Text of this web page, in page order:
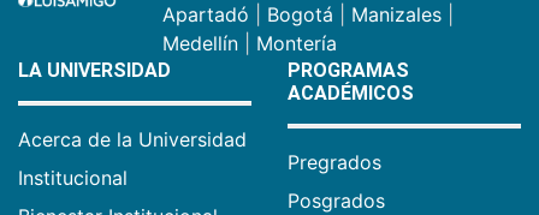
Apartadó Bogotá Manizales
Medellín
Montería
LA UNIVERSIDAD
Acerca de la Universidad
Institucional
PROGRAMAS
ACADÉMICOS
Pregrados
Posgrados